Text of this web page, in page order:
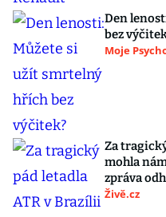
Den
bez
Moje
Za
mohla
zpráva
Živě.cz